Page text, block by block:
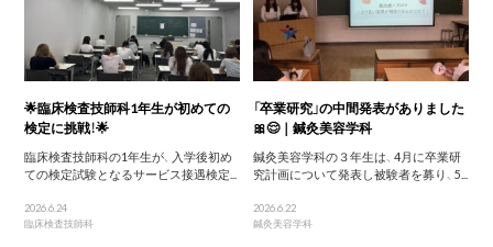
🌟臨床検査技師科1年生が初めての
検定に挑戦！🌟
臨床検査技師科の1年生が、 入学後初め
ての検定試験となるサービス接遇検定...
2026.6.24
臨床検査技師科
「卒業研究」の中間発表がありました
🎀😌｜鍼灸美容学科
鍼灸美容学科の３年生は、 4月に卒業研
究計画について発表し被験者を募り、 5...
2026.6.22
鍼灸美容学科